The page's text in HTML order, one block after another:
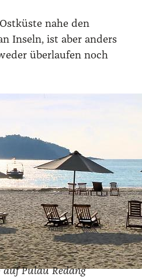
nahe den
Inseln, ist aber anders
über­lau­fen noch
auf Pulau Redang